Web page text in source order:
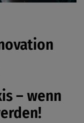
– wenn